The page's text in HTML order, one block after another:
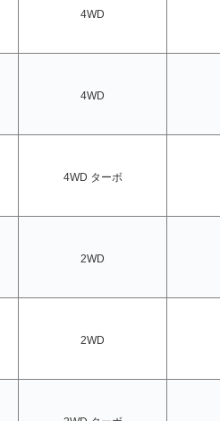
4WD
4WD
4WD ターボ
2WD
2WD